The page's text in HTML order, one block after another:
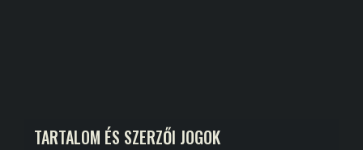
TARTALOM ÉS SZERZŐI JOGOK